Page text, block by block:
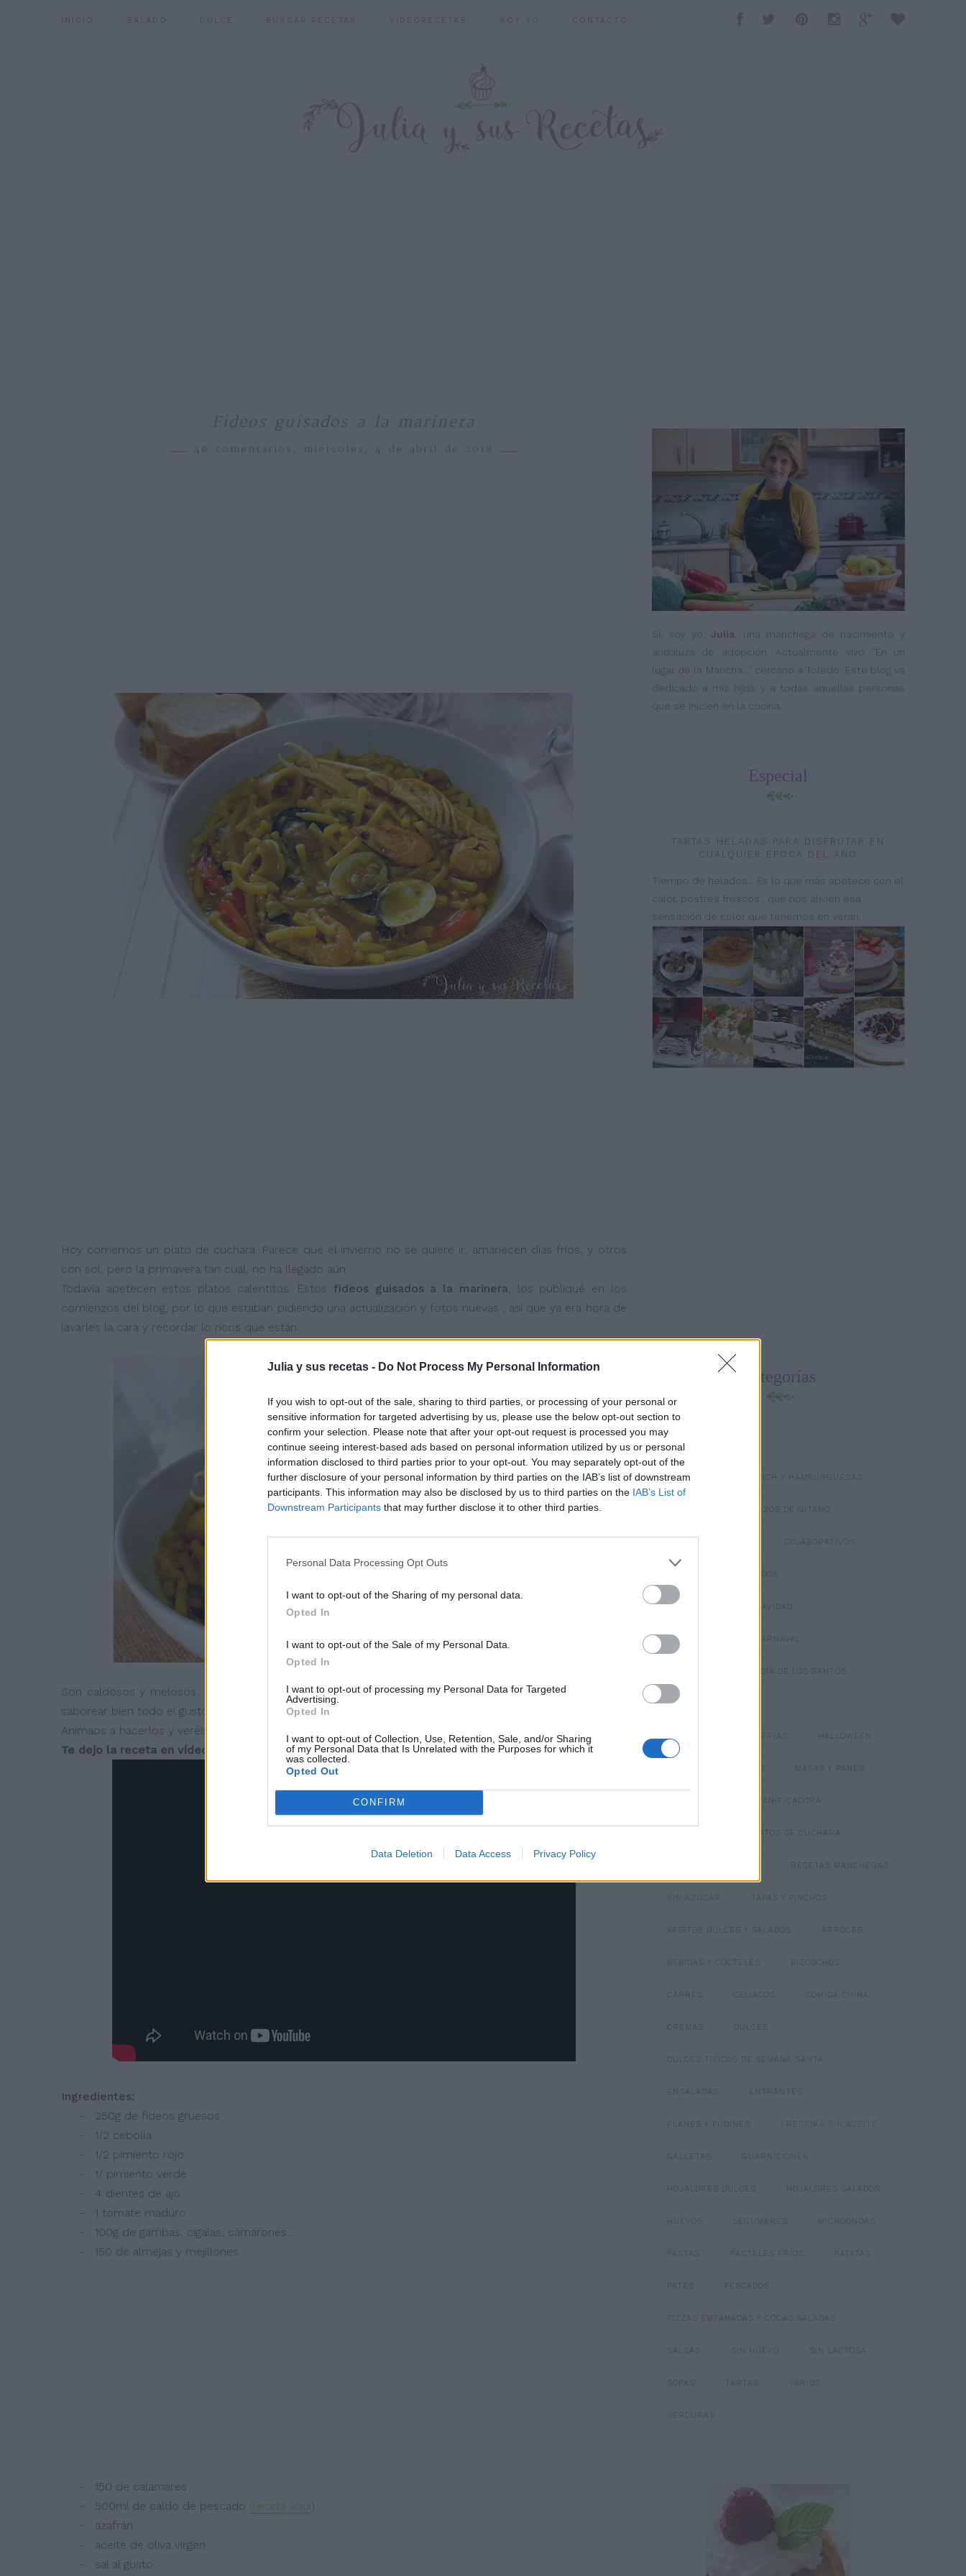
Julia y sus recetas - Do Not Process My Personal Information
If you wish to opt-out of the sale, sharing to third parties, or processing of your personal or
sensitive information for targeted advertising by us, please use the below opt-out section to
confirm your selection. Please note that after your opt-out request is processed you may
continue seeing interest-based ads based on personal information utilized by us or personal
information disclosed to third parties prior to your opt-out. You may separately opt-out of the
further disclosure of your personal information by third parties on the IAB’s list of downstream
participants. This information may also be disclosed by us to third parties on the IAB’s List of
Downstream Participants that may further disclose it to other third parties.
Personal Data Processing Opt Outs
I want to opt-out of the Sharing of my personal data.
Opted In
I want to opt-out of the Sale of my Personal Data.
Opted In
I want to opt-out of processing my Personal Data for Targeted
Advertising.
Opted In
I want to opt-out of Collection, Use, Retention, Sale, and/or Sharing
of my Personal Data that Is Unrelated with the Purposes for which it
was collected.
Opted Out
CONFIRM
Data Deletion Data Access Privacy Policy
Fideos guisados a la marinera
46 comentarios, miércoles, 4 de abril de 2018
Hoy comemos un plato de cuchara. Parece que el invierno no se quiere ir, amanecen días fríos, y otros
con sol, pero la primavera tan cual, no ha llegado aún.
Todavía apetecen estos platos calentitos. Estos fideos guisados a la marinera, los publiqué en los
comienzos del blog, por lo que estaban pidiendo una actualización y fotos nuevas , así que ya era hora de
lavarles la cara y recordar lo ricos que están.
Son caldosos y melosos, no son secos, comola fideua, sino que hay que comerlos con cuchara para
saborear bien todo el gusto del caldo de pescado.
Animaos a hacerlos y veréis lo ricos que quedan.
Te dejo la receta en vídeo y te invito a suscribirte ami canal de youtube.
Ingredientes:
- 250g de fideos gruesos
- 1/2 cebolla
- 1/2 pimiento rojo
- 1/ pimiento verde
- 4 dientes de ajo
- 1 tomate maduro
- 100g de gambas, cigalas, camarones...
- 150 de almejas y mejillones
- 150 de calamares
- 500ml de caldo de pescado (receta aquí)
- azafrán
- aceite de oliva virgen
- sal al gusto
Sí, soy yo.Julia , una manchega de nacimiento y
andaluza de adopción. Actualmente vivo "En un
lugar de la Mancha..." cercano a Toledo. Este blog va
dedicado a mis hijos y a todas aquellas personas
que se inicien en la cocina.
Especial
TARTAS HELADAS PARA DISFRUTAR EN
CUALQUIER ÉPOCA DEL AÑO
Tiempo de helados... Es lo que más apetece con el
calor, postres frescos , que nos alivien esa
sensación de color que tenemos en veran...
Categorías
BATIDOS Y ZUMOS
BOCADILLOS Y SÁNDWICH Y HAMBURGUESAS
BRAZOS DE GITANO
COLABORATIVOS
DULCES TÍPICOS DE NAVIDAD
DULCES TÍPICOS DE CARNAVAL
DULCES TÍPICOS DEL DÍA DE LOS SANTOS
ESPECIAL NAVIDAD
GAZPACHOS Y SOPAS FRIAS HALLOWEEN
MASAS Y PANES
PANIFICADORA
PLATOS DE CUCHARA
RECETAS MANCHEGAS
SIN AZÚCAR TAPAS Y PINCHOS
VASITOS DULCES Y SALADOS ARROCES
BEBIDAS Y CÓCTELES BIZCOCHOS
CARNES CELIACOS COMIDA CHINA
CREMAS
DULCES TIPICOS DE SEMANA SANTA
ENSALADAS ENTRANTES
FLANES Y PUDINES FREIDORA SIN ACEITE
GALLETAS GUARNICIONES
HOJALDRES DULCES HOJALDRES SALADOS
HUEVOS LEGUMBRES MICROONDAS
PASTAS PASTELES FRÍOS PATATAS
PATÉS PESCADOS
PIZZAS EMPANADAS Y COCAS SALADAS
SALSAS SIN HUEVO SIN LACTOSA
SOPAS TARTAS VARIOS
VERDURAS